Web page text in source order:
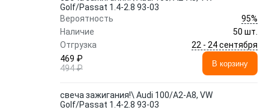
Golf/Passat 1.4-2.8 93-03
Вероятность
95%
Наличие
50 шт.
Отгрузка
22 - 24 сентября
469 ₽
494 ₽
В корзину
свеча зажигания!\ Audi 100/A2-A8, VW
Golf/Passat 1.4-2.8 93-03